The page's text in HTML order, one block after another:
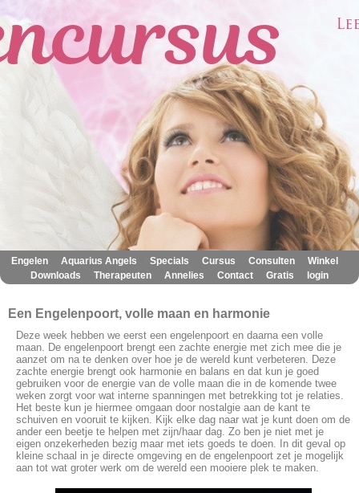
Engelen Aquarius Angels Specials Cursus Consulten Winkel
Downloads Therapeuten Annelies Contact Gratis login
Een Engelenpoort, volle maan en harmonie
Deze week hebben we eerst een engelenpoort en daarna een volle
maan. De engelenpoort brengt een zachte energie met zich mee die je
aanzet om na te denken over hoe je de wereld kunt verbeteren. Deze
zachte energie brengt ook harmonie en balans en dat kun je goed
gebruiken voor de energie van de volle maan die in de komende twee
weken zorgt voor wat interne spanningen met betrekking tot je relaties.
Het beste kun je hiermee omgaan door nostalgie aan de kant te
schuiven en vooruit te kijken. Kijk elke dag naar wat je kunt doen om de
ander een beetje te helpen met zijn/haar dag. Zo ben je niet met je
eigen onzekerheden bezig maar met iets goeds te doen. In dit geval op
kleine schaal in je directe omgeving en de engelenpoort zet je mogelijk
aan tot wat groter werk om de wereld een mooiere plek te maken.